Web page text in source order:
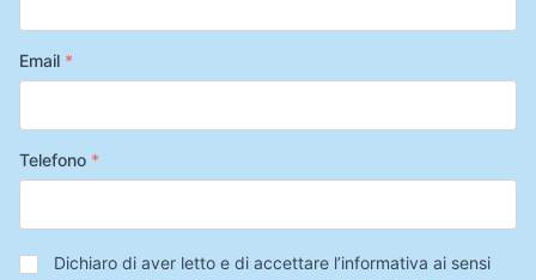
Email *
Telefono *
Privacy*
Dichiaro di aver letto e di accettare l’informativa ai sensi